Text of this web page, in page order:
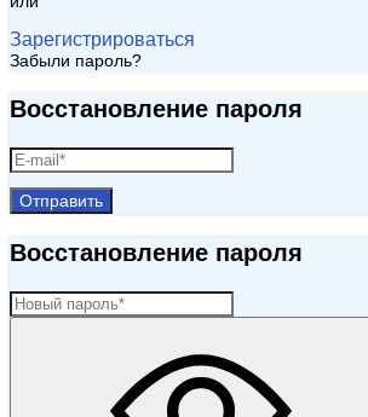
Зарегистрироваться
Забыли пароль?
Восстановление пароля
Отправить
Восстановление пароля